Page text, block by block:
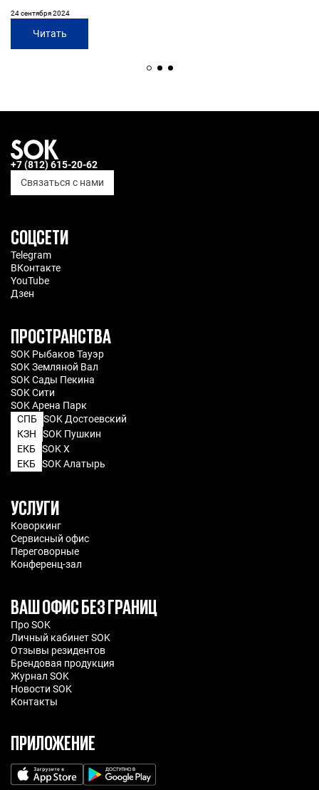
24 сентября 2024
Читать
+7 (812) 615-20-62
Связаться с нами
СОЦСЕТИ
Telegram
ВКонтакте
YouTube
Дзен
ПРОСТРАНСТВА
SOK Рыбаков Тауэр
SOK Земляной Вал
SOK Сады Пекина
SOK Сити
SOK Арена Парк
СПБ SOK Достоевский
КЗН
SOK Пушкин
ЕКБ SOK X
ЕКБ SOK Алатырь
УСЛУГИ
Коворкинг
Сервисный офис
Переговорные
Конференц-зал
ВАШ ОФИС БЕЗ ГРАНИЦ
Про SOK
Личный кабинет SOK
Отзывы резидентов
Брендовая продукция
Журнал SOK
Новости SOK
Контакты
ПРИЛОЖЕНИЕ